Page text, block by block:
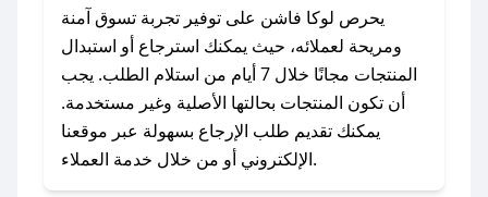
### كيف تحصل على كوبونات خصم حصرية من
لوكا فاشن؟
للحصول على كوبونات وخصومات حصرية، قم بما
يلي:
- اضغط على أيقونة متابعة لمتجر لوكا فاشن في
تطبيق صحصح.
يحرص لوكا فاشن على توفير تجربة تسوق آمنة
ومريحة لعملائه، حيث يمكنك استرجاع أو استبدال
المنتجات مجانًا خلال 7 أيام من استلام الطلب. يجب
أن تكون المنتجات بحالتها الأصلية وغير مستخدمة.
يمكنك تقديم طلب الإرجاع بسهولة عبر موقعنا
الإلكتروني أو من خلال خدمة العملاء.